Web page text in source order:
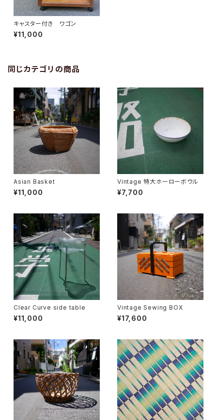
キャスター付き ワゴン
¥11,000
同じカテゴリの商品
Asian Basket
¥11,000
Vintage 特大ホーローボウル
¥7,700
Clear Curve side table
¥11,000
Vintage Sewing BOX
¥17,600